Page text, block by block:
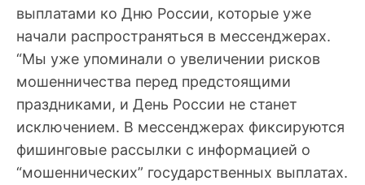
выплатами ко Дню России, которые уже
начали распространяться в мессенджерах.
“Мы уже упоминали о увеличении рисков
мошенничества перед предстоящими
праздниками, и День России не станет
исключением. В мессенджерах фиксируются
фишинговые рассылки с информацией о
“мошеннических” государственных выплатах.